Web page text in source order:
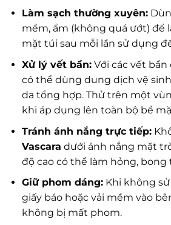
Làm sạch thường xuyên:
mềm, ẩm (không quá ướt) để
mặt túi sau mỗi lần sử dụng
Xử lý vết bẩn:Với các vết bẩn
có thể dùng dung dịch vệ
da tổng hợp. Thử trên một
khi áp dụng lên toàn bộ bề
Tránh ánh nắng trực tiếp:
Vascara dưới ánh nắng mặt
độ cao có thể làm hỏng, bong
Giữ phom dáng:Khi không
giấy báo hoặc vải mềm vào
không bị mất phom.